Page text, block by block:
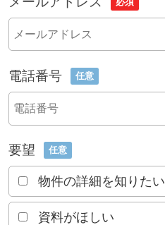
電話番号 任意
要望 任意
物件の詳細を知りたい
資料がほしい